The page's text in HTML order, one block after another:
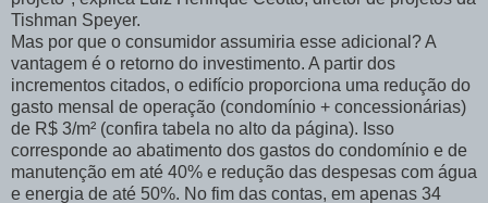
Tishman Speyer.
Mas por que o consumidor assumiria esse adicional? A
vantagem é o retorno do investimento. A partir dos
incrementos citados, o edifício proporciona uma redução do
gasto mensal de operação (condomínio + concessionárias)
de R$ 3/m² (confira tabela no alto da página). Isso
corresponde ao abatimento dos gastos do condomínio e de
manutenção em até 40% e redução das despesas com água
e energia de até 50%. No fim das contas, em apenas 34